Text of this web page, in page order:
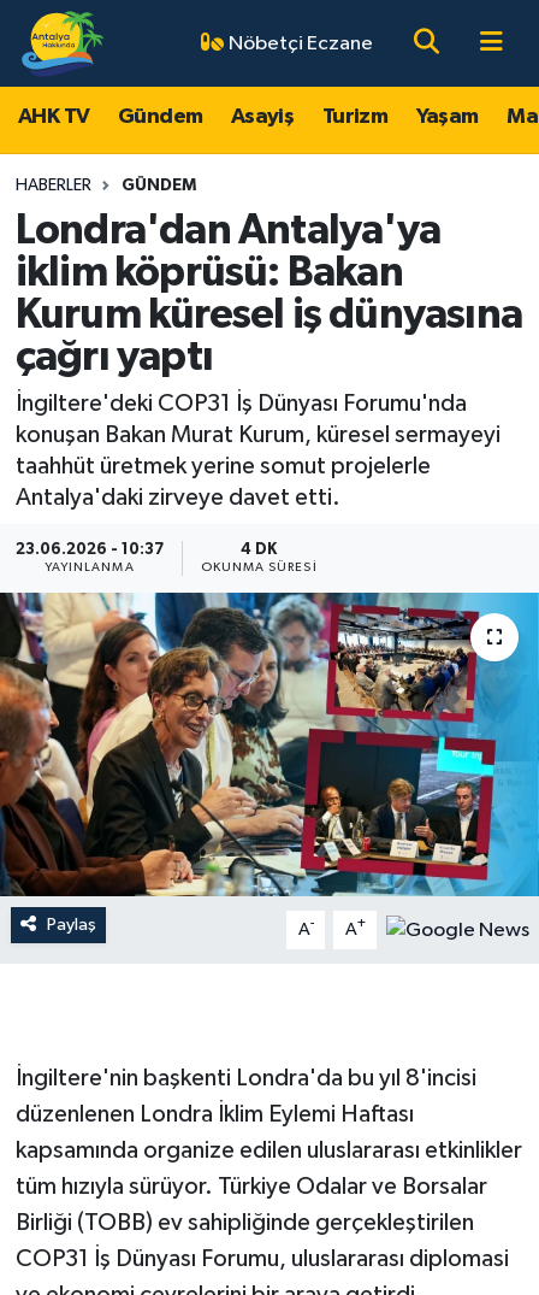
Nöbetçi Eczane
AHK TV Gündem Asayiş Turizm Yaşam
HABERLER GÜNDEM
Londra'dan Antalya'ya
iklim köprüsü: Bakan
Kurum küresel iş dünyasına
çağrı yaptı
İngiltere'deki COP31 İş Dünyası Forumu'nda
konuşan Bakan Murat Kurum, küresel sermayeyi
taahhüt üretmek yerine somut projelerle
Antalya'daki zirveye davet etti.
23.06.2026 - 10:37
YAYINLANMA
4 DK
OKUNMA SÜRESI
Paylaş A- A+
İngiltere'nin başkenti Londra'da bu yıl 8'incisi
düzenlenen Londra İklim Eylemi Haftası
kapsamında organize edilen uluslararası etkinlikler
tüm hızıyla sürüyor. Türkiye Odalar ve Borsalar
Birliği (TOBB) ev sahipliğinde gerçekleştirilen
COP31 İş Dünyası Forumu, uluslararası diplomasi
AHK TV
Gündem
Asayiş
Turizm
Yaşam
Magazin
Ekonomi
Resmi Reklamlar
Antalya Nöbetçi Eczaneler
Antalya Hava Durumu
Antalya Namaz Vakitleri
Antalya Trafik Yoğunluk Haritası
Süper Lig Puan Durumu ve Fikstür
Tüm Manşetler
Son Dakika Haberleri